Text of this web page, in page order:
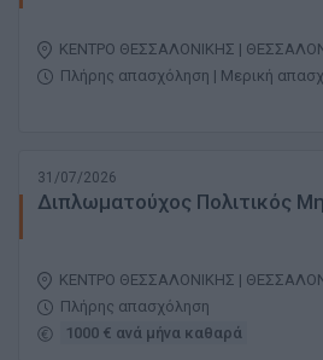
ΚΕΝΤΡΟ ΘΕΣΣΑΛΟΝΙΚΗΣ |
Πλήρης απασχόληση | Μερική
31/07/2026
Διπλωματούχος Πολιτικός
ΚΕΝΤΡΟ ΘΕΣΣΑΛΟΝΙΚΗΣ |
Πλήρης απασχόληση
1000 € ανά μήνα καθαρά